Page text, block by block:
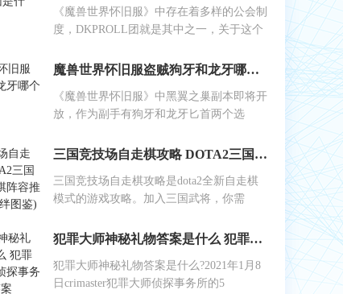
《魔兽世界怀旧服》中存在着多样的公会制
度，DKPROLL团就是其中之一，关于这个
魔兽世界怀旧服盗贼狗牙和龙牙哪个做副手好？
《魔兽世界怀旧服》中黑翼之巢副本即将开
放，作为副手有狗牙和龙牙匕首两个选
三国竞技场自走棋攻略 DOTA2三国竞技场自走棋阵容推荐(附武将羁绊图鉴)
三国竞技场自走棋攻略是dota2全新自走棋
模式的游戏攻略。加入三国武将，你需
犯罪大师神秘礼物答案是什么 犯罪大师1月8日侦探事务所5星任务答案
犯罪大师神秘礼物答案是什么?2021年1月8
日crimaster犯罪大师侦探事务所的5